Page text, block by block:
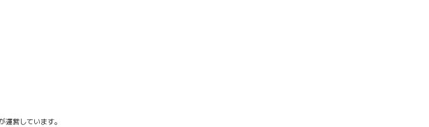
営しています。